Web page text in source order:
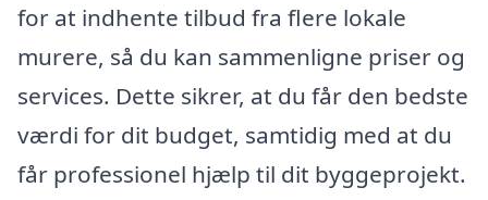
for at indhente tilbud fra flere lokale
murere, så du kan sammenligne priser og
services. Dette sikrer, at du får den bedste
værdi for dit budget, samtidig med at du
får professionel hjælp til dit byggeprojekt.